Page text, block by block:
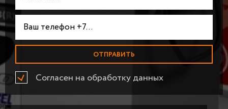
Согласен на обработку данных